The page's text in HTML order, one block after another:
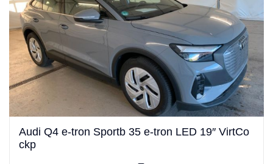
Audi Q4 e-tron Sportb 35 e-tron LED 19″ VirtCo
ckp